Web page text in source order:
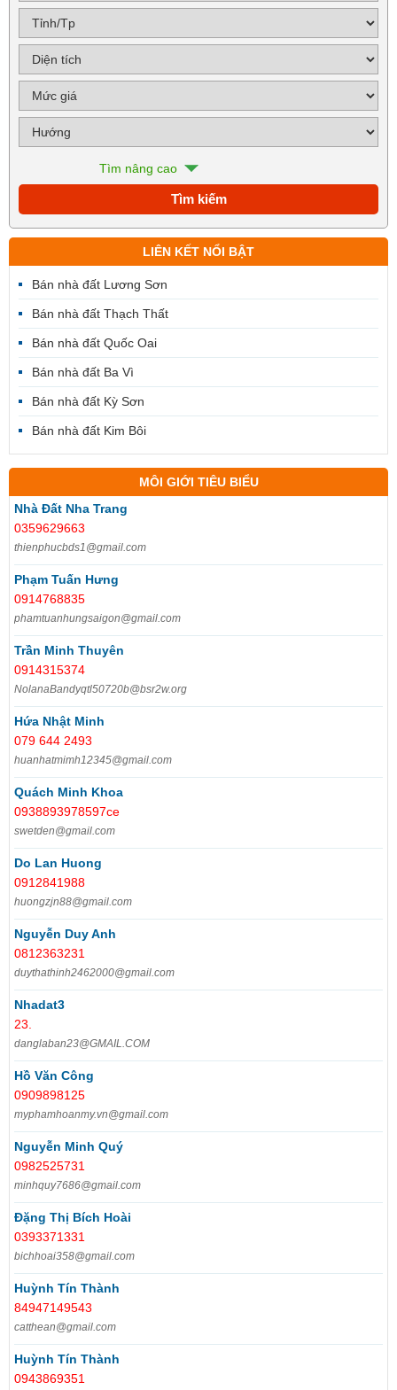
Tìm nâng cao
LIÊN KẾT NỔI BẬT
Bán nhà đất Lương Sơn
Bán nhà đất Thạch Thất
Bán nhà đất Quốc Oai
Bán nhà đất Ba Vì
Bán nhà đất Kỳ Sơn
Bán nhà đất Kim Bôi
MÔI GIỚI TIÊU BIỂU
Nhà Đất Nha Trang
0359629663
thienphucbds1@gmail.com
Phạm Tuấn Hưng
0914768835
phamtuanhungsaigon@gmail.com
Trần Minh Thuyên
0914315374
NolanaBandyqtl50720b@bsr2w.org
Hứa Nhật Minh
079 644 2493
huanhatmimh12345@gmail.com
Quách Minh Khoa
0938893978597ce
swetden@gmail.com
Do Lan Huong
0912841988
huongzjn88@gmail.com
Nguyễn Duy Anh
0812363231
duythathinh2462000@gmail.com
Nhadat3
23.
danglaban23@GMAIL.COM
Hồ Văn Công
0909898125
myphamhoanmy.vn@gmail.com
Nguyễn Minh Quý
0982525731
minhquy7686@gmail.com
Đặng Thị Bích Hoài
0393371331
bichhoai358@gmail.com
Huỳnh Tín Thành
84947149543
catthean@gmail.com
Huỳnh Tín Thành
0943869351